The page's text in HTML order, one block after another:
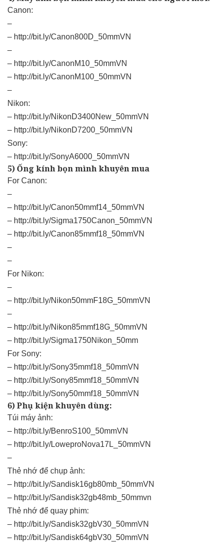
Canon:
–
– http://bit.ly/Canon800D_50mmVN
–
– http://bit.ly/CanonM10_50mmVN
– http://bit.ly/CanonM100_50mmVN
–
Nikon:
– http://bit.ly/NikonD3400New_50mmVN
– http://bit.ly/NikonD7200_50mmVN
Sony:
– http://bit.ly/SonyA6000_50mmVN
5) Ống kính bọn mình khuyên mua
For Canon:
–
– http://bit.ly/Canon50mmf14_50mmVN
– http://bit.ly/Sigma1750Canon_50mmVN
– http://bit.ly/Canon85mmf18_50mmVN
–
–
For Nikon:
–
– http://bit.ly/Nikon50mmF18G_50mmVN
–
– http://bit.ly/Nikon85mmf18G_50mmVN
– http://bit.ly/Sigma1750Nikon_50mm
For Sony:
– http://bit.ly/Sony35mmf18_50mmVN
– http://bit.ly/Sony85mmf18_50mmVN
– http://bit.ly/Sony50mmf18_50mmVN
6) Phụ kiện khuyên dùng:
Túi máy ảnh:
– http://bit.ly/BenroS100_50mmVN
– http://bit.ly/LoweproNova17L_50mmVN
–
Thẻ nhớ để chụp ảnh:
– http://bit.ly/Sandisk16gb80mb_50mmVN
– http://bit.ly/Sandisk32gb48mb_50mmvn
Thẻ nhớ để quay phim:
– http://bit.ly/Sandisk32gbV30_50mmVN
– http://bit.ly/Sandisk64gbV30_50mmVN